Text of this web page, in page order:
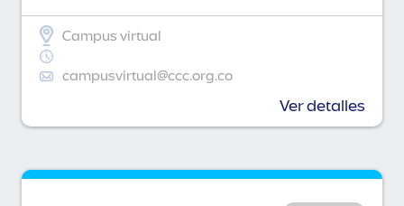
Campus virtual
campusvirtual@ccc.org.co
Ver detalles